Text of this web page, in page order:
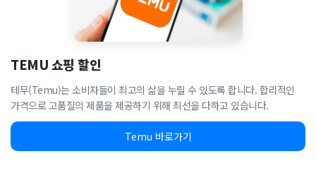
TEMU 쇼핑 할인
테무(Temu)는 소비자들이 최고의 삶을 누릴 수 있도록 합니다. 합리적인
가격으로 고품질의 제품을 제공하기 위해 최선을 다하고 있습니다.
Temu 바로가기